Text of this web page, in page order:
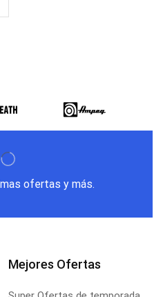
ofertas y más.
Mejores Ofertas